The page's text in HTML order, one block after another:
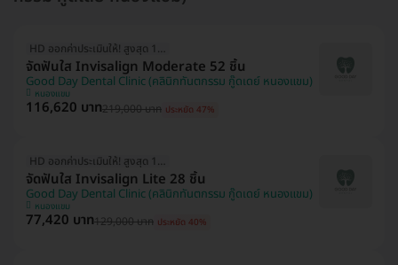
HD ออกค่าประเมินให้! สูงสุด 1500 บ.
จัดฟันใส Invisalign Moderate 52 ชิ้น
Good Day Dental Clinic (คลินิกทันตกรรม กู๊ดเดย์ หนองแขม)
หนองแขม
116,620 บาท219,000 บาท ประหยัด 47%
HD ออกค่าประเมินให้! สูงสุด 1500 บ.
จัดฟันใส Invisalign Lite 28 ชิ้น
Good Day Dental Clinic (คลินิกทันตกรรม กู๊ดเดย์ หนองแขม)
หนองแขม
77,420 บาท129,000 บาท ประหยัด 40%